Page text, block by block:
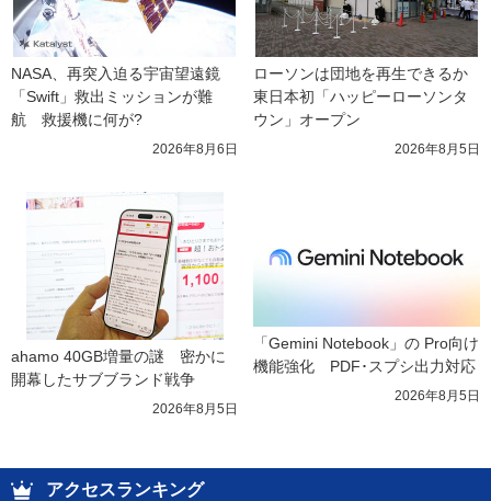
NASA、再突入迫る宇宙望遠鏡
「Swift」救出ミッションが難
航　救援機に何が?
2026年8月6日
ローソンは団地を再生できるか
東日本初「ハッピーローソンタ
ウン」オープン
2026年8月5日
ahamo 40GB増量の謎　密かに
開幕したサブブランド戦争
2026年8月5日
「Gemini Notebook」の Pro向け
機能強化　PDF･スプシ出力対応
2026年8月5日
アクセスランキング